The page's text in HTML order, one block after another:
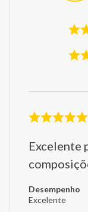
Excelente
Desempenho
Excelente